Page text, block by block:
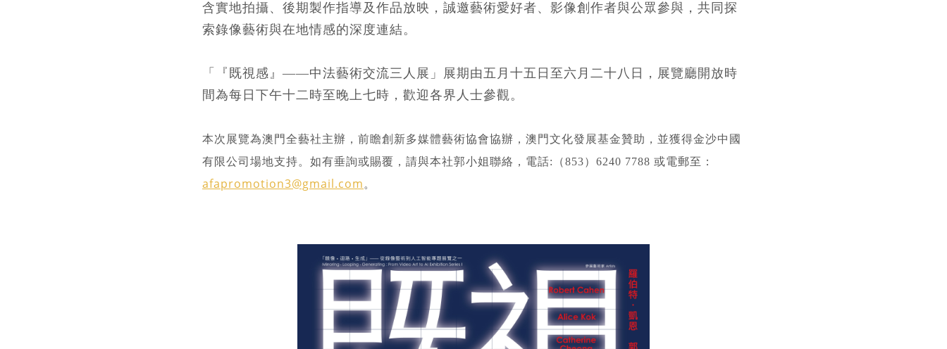
含實地拍攝、後期製作指導及作品放映，誠邀藝術愛好者、影像創作者與公眾參與，共同探
索錄像藝術與在地情感的深度連結。
「 『 既視感』——中法藝術交流三人展」展期由五 月十五 日至六月二十八日，展覽廳開放時
間為每日下午十二時至晚上七時，歡迎各界人士參觀。
本次展覽為澳門全藝社主辦 ， 前瞻創新多媒體藝術協會協辦 ，澳 門文化發展基金贊助，並獲得金沙中國
有限公司場地支持。如有垂詢或賜覆，請與本社郭小姐聯絡，電話:（853）6240 7788 或電郵至：
afapromotion3@gmail.com 。